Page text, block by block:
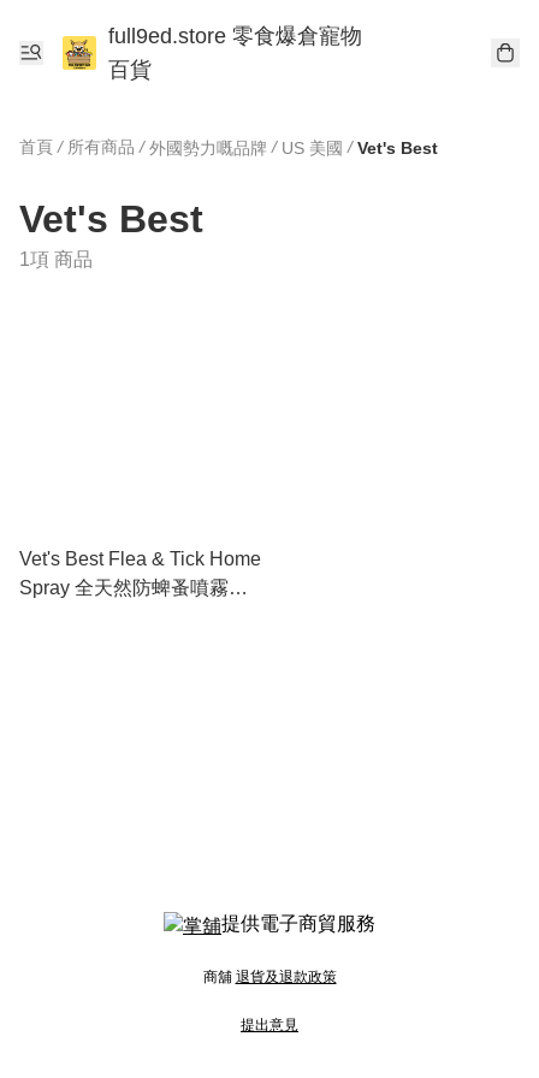
full9ed.store 零食爆倉寵物
百貨
首頁 / 所有商品 / 外國勢力嘅品牌 / US 美國 / Vet's Best
Vet's Best
1項 商品
Vet's Best Flea & Tick Home
Spray 全天然防蜱蚤噴霧
提供電子商貿服務
商舖 退貨及退款政策
提出意見